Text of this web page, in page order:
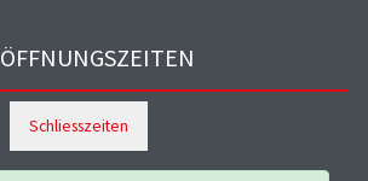
ÖFFNUNGSZEITEN
Schliesszeiten